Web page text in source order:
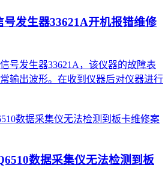
发生器33621A开机报错维修
号发生器33621A，该仪器的故障表
输出波形。在收到仪器后对仪器进行
数据采集仪无法检测到板